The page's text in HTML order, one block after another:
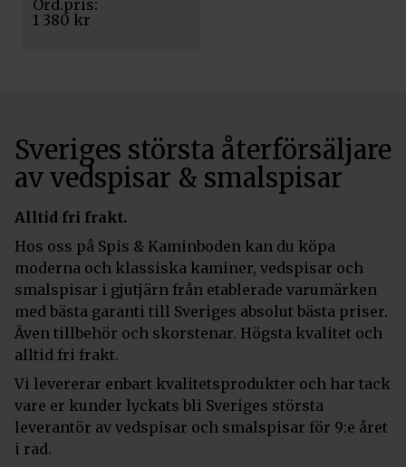
1 380 kr
Sveriges största återförsäljare
av vedspisar & smalspisar
Alltid fri frakt.
Hos oss på Spis & Kaminboden kan du köpa
moderna och klassiska kaminer, vedspisar och
smalspisar i gjutjärn från etablerade varumärken
med bästa garanti till Sveriges absolut bästa priser.
Även tillbehör och skorstenar. Högsta kvalitet och
alltid fri frakt.
Vi levererar enbart kvalitetsprodukter och har tack
vare er kunder lyckats bli Sveriges största
leverantör av vedspisar och smalspisar för 9:e året
i rad.